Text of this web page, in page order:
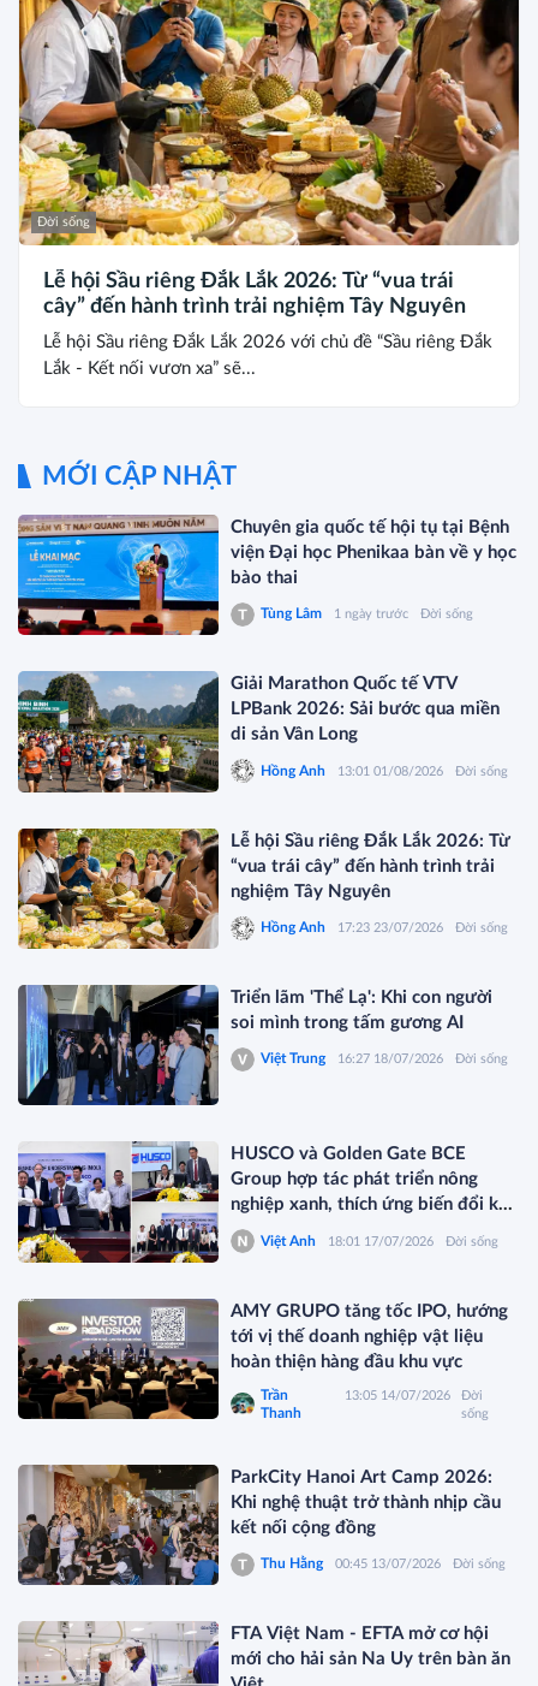
Đời sống
Lễ hội Sầu riêng Đắk Lắk 2026: Từ “vua trái
cây” đến hành trình trải nghiệm Tây Nguyên
Lễ hội Sầu riêng Đắk Lắk 2026 với chủ đề “Sầu riêng Đắk
Lắk - Kết nối vươn xa” sẽ...
MỚI CẬP NHẬT
Chuyên gia quốc tế hội tụ tại Bệnh
viện Đại học Phenikaa bàn về y học
bào thai
Tùng Lâm 1 ngày trước Đời sống
Giải Marathon Quốc tế VTV
LPBank 2026: Sải bước qua miền
di sản Vân Long
Hồng Anh 13:01 01/08/2026 Đời sống
Lễ hội Sầu riêng Đắk Lắk 2026: Từ
“vua trái cây” đến hành trình trải
nghiệm Tây Nguyên
Hồng Anh 17:23 23/07/2026 Đời sống
Triển lãm 'Thể Lạ': Khi con người
soi mình trong tấm gương AI
Việt Trung 16:27 18/07/2026 Đời sống
HUSCO và Golden Gate BCE
Group hợp tác phát triển nông
nghiệp xanh, thích ứng biến đổi khí
hậu
Việt Anh 18:01 17/07/2026 Đời sống
AMY GRUPO tăng tốc IPO, hướng
tới vị thế doanh nghiệp vật liệu
hoàn thiện hàng đầu khu vực
Trần
Thanh
13:05 14/07/2026
Đời
sống
ParkCity Hanoi Art Camp 2026:
Khi nghệ thuật trở thành nhịp cầu
kết nối cộng đồng
Thu Hằng 00:45 13/07/2026 Đời sống
FTA Việt Nam - EFTA mở cơ hội
mới cho hải sản Na Uy trên bàn ăn